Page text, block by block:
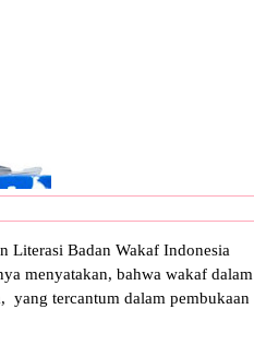
Literasi Badan Wakaf Indonesia
menyatakan, bahwa wakaf dalam
yang tercantum dalam pembukaan